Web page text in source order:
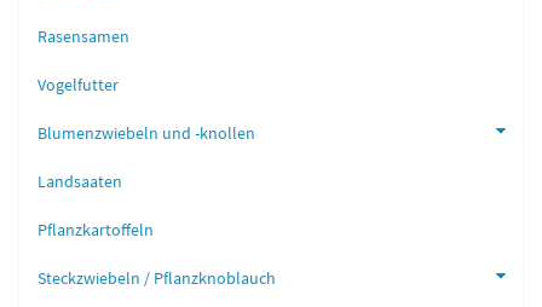
Rasensamen
Vogelfutter
Blumenzwiebeln und -knollen
Landsaaten
Pflanzkartoffeln
Steckzwiebeln / Pflanzknoblauch